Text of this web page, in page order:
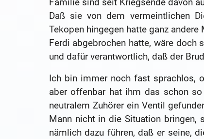
Daß sie von dem vermeintlichen
Tekopen hingegen hatte ganz
Ferdi abgebrochen hatte, wäre doch
und dafür verantwortlich, daß der
Ich bin immer noch fast sprachlos,
aber offenbar hat ihm das schon
neutralem Zuhörer ein Ventil
Mann nicht in die Situation bringen,
nämlich dazu führen, daß er seine,